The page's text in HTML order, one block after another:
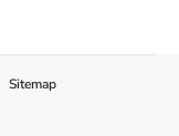
Sitemap